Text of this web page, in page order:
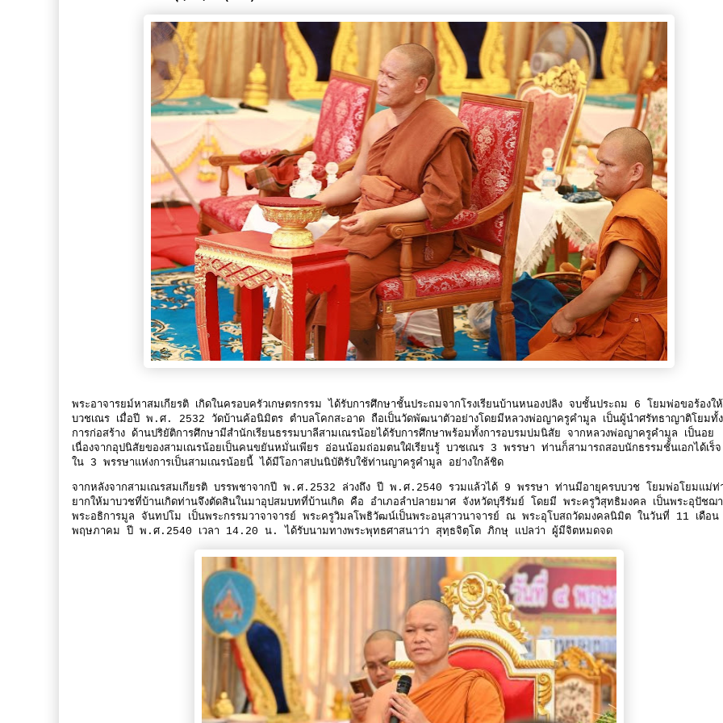
พระอาจารยม์หาสมเกียรติ เกิดในครอบครัวเกษตรกรรม ได้รับการศึกษาชั้นประถมจากโรงเรียนบ้านหนองปลิง จบชั้นประถม 6 โยมพ่อขอร้องใ
บวชเณร เมื่อปี พ.ศ. 2532 วัดบ้านค้อนิมิตร ตำบลโคกสะอาด ถือเป็นวัดพัฒนาตัวอย่างโดยมีหลวงพ่อญาครูคำมูล เป็นผู้นำศรัทธาญาติโยมทั้
การก่อสร้าง ด้านปริยัติการศึกษามีสำนักเรียนธรรมบาลีสามเณรน้อยได้รับการศึกษาพร้อมทั้งการอบรมบ่มนิสัย จากหลวงพ่อญาครูคำมูล เป็นอย
เนื่องจากอุปนิสัยของสามเณรน้อยเป็นคนขยันหมั่นเพียร อ่อนน้อมถ่อมตนใฝ่เรียนรู้ บวชเณร 3 พรรษา ท่านก็สามารถสอบนักธรรมชั้นเอกได้เร็
ใน 3 พรรษาแห่งการเป็นสามเณรน้อยนี้ ได้มีโอกาสปนนิบัติรับใช้ท่านญาครูคำมูล อย่างใกล้ชิด
จากหลังจากสามเณรสมเกียรติ บรรพชาจากปี พ.ศ.2532 ล่วงถึง ปี พ.ศ.2540 รวมแล้วได้ 9 พรรษา ท่านมีอายุครบบวช โยมพ่อโยมแม่ท่
ยากให้มาบวชที่บ้านเกิดท่านจึงตัดสินในมาอุปสมบทที่บ้านเกิด คือ อำเภอลำปลายมาศ จังหวัดบุรีรัมย์ โดยมี พระครูวิสุทธิมงคล เป็นพระอุปัชฌ
พระอธิการมูล จันทปโม เป็นพระกรรมวาจาจารย์ พระครูวิมลโพธิวัฒน์เป็นพระอนุสาวนาจารย์ ณ พระอุโบสถวัดมงคลนิมิต ในวันที่ 11 เดือน
พฤษภาคม ปี พ.ศ.2540 เวลา 14.20 น. ได้รับนามทางพระพุทธศาสนาว่า สุทฺธจิตฺโต ภิกษุ แปลว่า ผู้มีจิตหมดจด